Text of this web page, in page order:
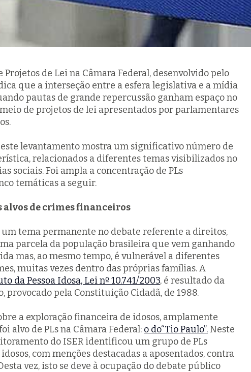
de Lei na Câmara Federal, desenvolvido pelo
que a interseção entre a esfera legislativa e a mídia
pautas de grande repercussão ganham espaço no
de projetos de lei apresentados por parlamentares
levantamento mostra um significativo número de
relacionados a diferentes temas visibilizados no
sociais. Foi ampla a concentração de PLs
temáticas a seguir.
alvos de crimes financeiros
um tema permanente no debate referente a direitos,
parcela da população brasileira que vem ganhando
mas, ao mesmo tempo, é vulnerável a diferentes
muitas vezes dentro das próprias famílias. A
da Pessoa Idosa, Lei nº 10.741/2003, é resultado da
provocado pela Constituição Cidadã, de 1988.
a exploração financeira de idosos, amplamente
alvo de PLs na Câmara Federal: o do“Tio Paulo”.Neste
do ISER identificou um grupo de PLs
com menções destacadas a aposentados, contra
vez, isto se deve à ocupação do debate público